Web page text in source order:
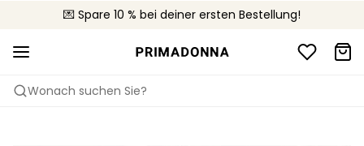
💌 Spare 10 % bei deiner ersten Bestellung!
🚚 Kostenloser Versand bei Bestellungen über CHF 150
📦 Kostenlose Rücksendungen
Wonach suchen Sie?